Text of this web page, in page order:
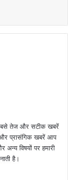
तेज और सटीक खबरें
और प्रासंगिक खबरें आप
विषयों पर हमारी
है।